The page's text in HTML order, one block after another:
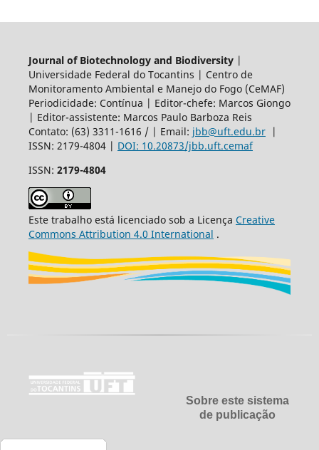
Journal of Biotechnology and Biodiversity|
Universidade Federal do Tocantins | Centro de
Monitoramento Ambiental e Manejo do Fogo (CeMAF)
Periodicidade: Contínua | Editor-chefe: Marcos Giongo
| Editor-assistente: Marcos Paulo Barboza Reis
Contato: (63) 3311-1616 / | Email: jbb@uft.edu.br|
ISSN: 2179-4804 | DOI: 10.20873/jbb.uft.cemaf
ISSN: 2179-4804
Este trabalho está licenciado sob a Licença Creative
Commons Attribution 4.0 International .
Sobre este sistema
de publicação